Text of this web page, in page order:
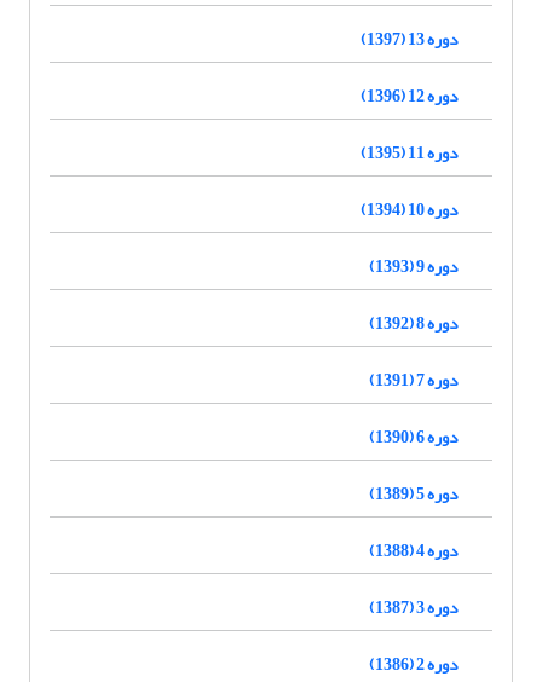
دوره 13 (1397)
دوره 12 (1396)
دوره 11 (1395)
دوره 10 (1394)
دوره 9 (1393)
دوره 8 (1392)
دوره 7 (1391)
دوره 6 (1390)
دوره 5 (1389)
دوره 4 (1388)
دوره 3 (1387)
دوره 2 (1386)